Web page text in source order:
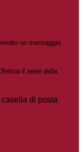
un messaggio
il reset della
di posta